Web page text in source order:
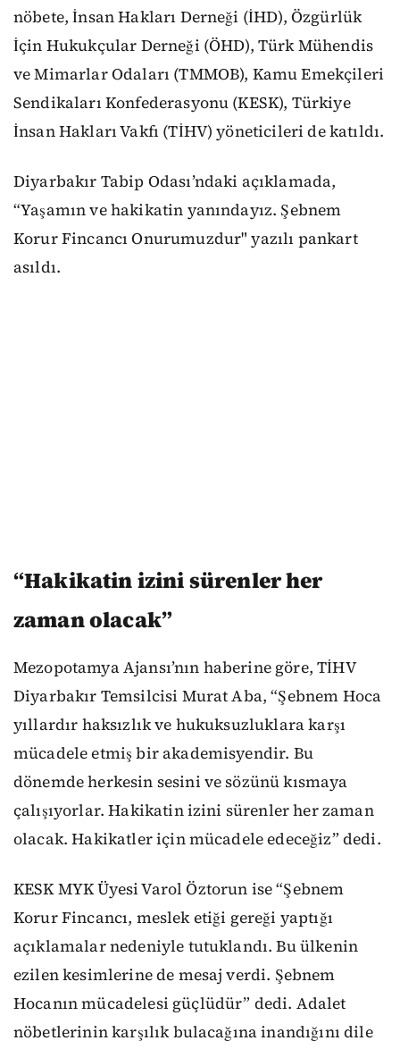
nöbete, İnsan Hakları Derneği (İHD), Özgürlük
İçin Hukukçular Derneği (ÖHD), Türk Mühendis
ve Mimarlar Odaları (TMMOB), Kamu Emekçileri
Sendikaları Konfederasyonu (KESK), Türkiye
İnsan Hakları Vakfı (TİHV) yöneticileri de katıldı.
Diyarbakır Tabip Odası’ndaki açıklamada,
“Yaşamın ve hakikatin yanındayız. Şebnem
Korur Fincancı Onurumuzdur" yazılı pankart
asıldı.
“Hakikatin izini sürenler her
zaman olacak”
Mezopotamya Ajansı’nın haberine göre, TİHV
Diyarbakır Temsilcisi Murat Aba, “Şebnem Hoca
yıllardır haksızlık ve hukuksuzluklara karşı
mücadele etmiş bir akademisyendir. Bu
dönemde herkesin sesini ve sözünü kısmaya
çalışıyorlar. Hakikatin izini sürenler her zaman
olacak. Hakikatler için mücadele edeceğiz” dedi.
KESK MYK Üyesi Varol Öztorun ise “Şebnem
Korur Fincancı, meslek etiği gereği yaptığı
açıklamalar nedeniyle tutuklandı. Bu ülkenin
ezilen kesimlerine de mesaj verdi. Şebnem
Hocanın mücadelesi güçlüdür” dedi. Adalet
nöbetlerinin karşılık bulacağına inandığını dile